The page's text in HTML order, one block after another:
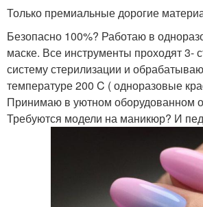
Только премиальные дорогие
Безопасно 100%? Работаю в
маске. Все инструменты проходят 3-
систему стерилизации и
температуре 200 C ( одноразовые
Принимаю в уютном оборудованном
Требуются модели на маникюр? И